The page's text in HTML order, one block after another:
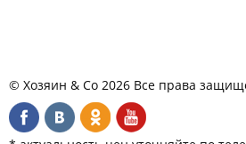
© Хозяин & Co 2026 Все права